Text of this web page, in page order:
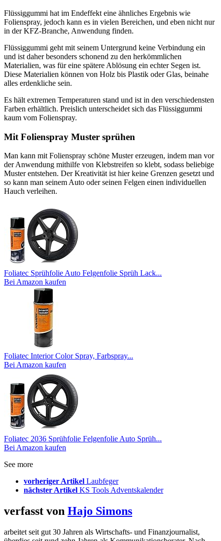
Flüssiggummi hat im Endeffekt eine ähnliches Ergebnis wie
Folienspray, jedoch kann es in vielen Bereichen, und eben nicht nur
in der KFZ-Branche, Anwendung finden.
Flüssiggummi geht mit seinem Untergrund keine Verbindung ein
und ist daher besonders schonend zu den herkömmlichen
Materialien, was für eine spätere Ablösung ein echter Segen ist.
Diese Materialien können von Holz bis Plastik oder Glas, beinahe
alles erdenkliche sein.
Es hält extremen Temperaturen stand und ist in den verschiedensten
Farben erhältlich. Preislich unterscheidet sich das Flüssiggummi
kaum vom Folienspray.
Mit Folienspray Muster sprühen
Man kann mit Folienspray schöne Muster erzeugen, indem man vor
der Anwendung mithilfe von Klebstreifen so klebt, sodass beliebige
Muster entstehen. Der Kreativität ist hier keine Grenzen gesetzt und
so kann man seinem Auto oder seinen Felgen einen individuellen
Hauch verleihen.
Foliatec Sprühfolie Auto Felgenfolie Sprüh Lack...
Bei Amazon kaufen
Foliatec Interior Color Spray, Farbspray...
Bei Amazon kaufen
Foliatec 2036 Sprühfolie Felgenfolie Auto Sprüh...
Bei Amazon kaufen
See more
vorheriger Artikel Laubfeger
nächster Artikel KS Tools Adventskalender
verfasst von Hajo Simons
arbeitet seit gut 30 Jahren als Wirtschafts- und Finanzjournalist,